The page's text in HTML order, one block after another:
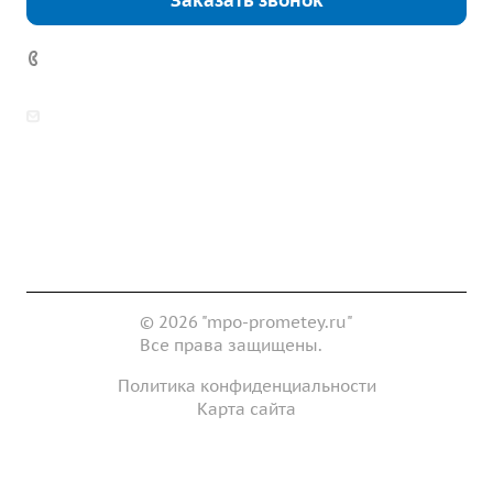
© 2026 "mpo-prometey.ru"
Все права защищены.
Политика конфиденциальности
Карта сайта